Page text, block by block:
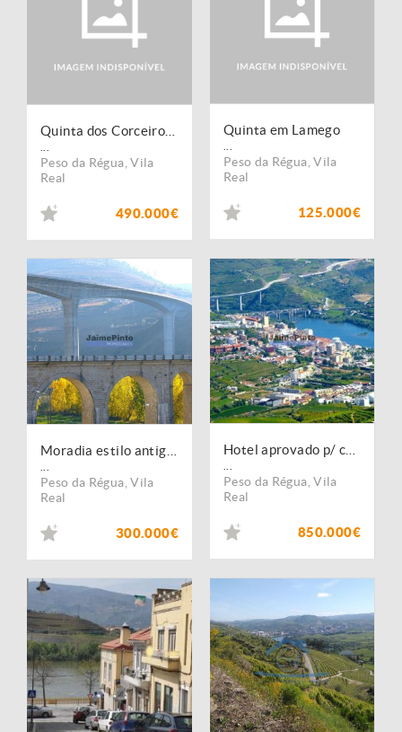
Peso da Régua ,Vila
Real
490.000€
Quinta em Lamego
Peso da Régua ,Vila
Real
125.000€
Peso da Régua ,Vila
Real
300.000€
Peso da Régua ,Vila
Real
850.000€